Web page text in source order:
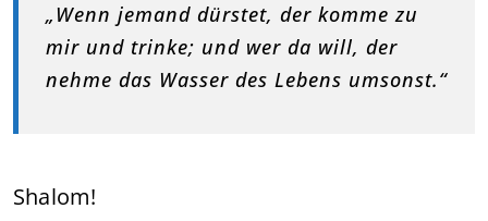
„Wenn jemand dürstet, der komme zu
mir und trinke; und wer da will, der
nehme das Wasser des Lebens umsonst.“
Shalom!